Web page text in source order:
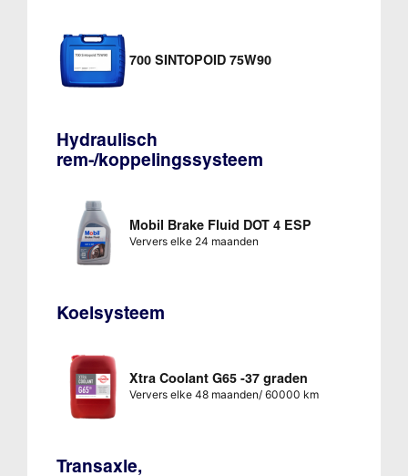
700 SINTOPOID 75W90
Hydraulisch
rem-/koppelingssysteem
Mobil Brake Fluid DOT 4 ESP
Ververs elke 24 maanden
Koelsysteem
Xtra Coolant G65 -37 graden
Ververs elke 48 maanden/ 60000 km
Transaxle,